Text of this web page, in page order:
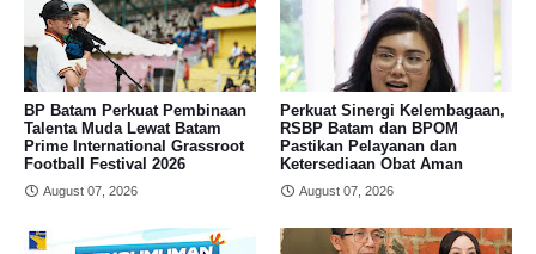
BP Batam Perkuat Pembinaan
Talenta Muda Lewat Batam
Prime International Grassroot
Football Festival 2026
August 07, 2026
Perkuat Sinergi Kelembagaan,
RSBP Batam dan BPOM
Pastikan Pelayanan dan
Ketersediaan Obat Aman
August 07, 2026